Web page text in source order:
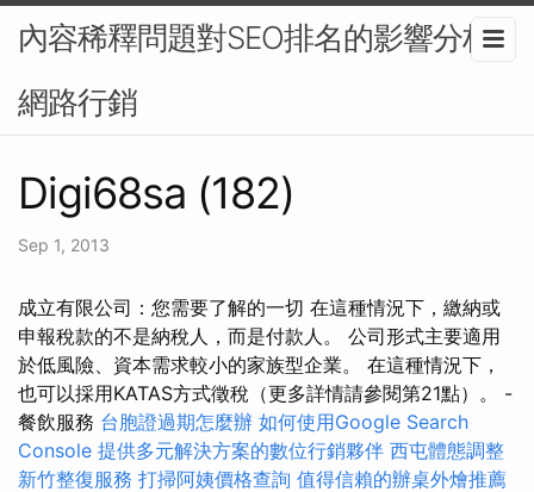
內容稀釋問題對SEO排名的影響分析-
網路行銷
Digi68sa (182)
Sep 1, 2013
成立有限公司：您需要了解的一切 在這種情況下，繳納或
申報稅款的不是納稅人，而是付款人。 公司形式主要適用
於低風險、資本需求較小的家族型企業。 在這種情況下，
也可以採用KATAS方式徵稅（更多詳情請參閱第21點）。 -
餐飲服務 台胞證過期怎麼辦 如何使用Google Search
Console 提供多元解決方案的數位行銷夥伴 西屯體態調整
新竹整復服務 打掃阿姨價格查詢 值得信賴的辦桌外燴推薦